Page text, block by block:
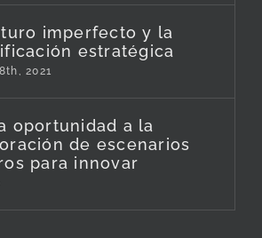
imperfecto y la
estratégica
2021
oportunidad a la
de escenarios
para innovar